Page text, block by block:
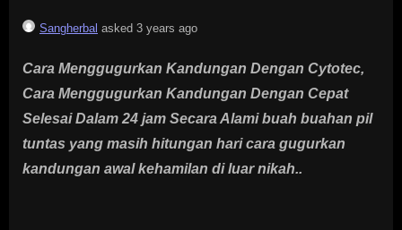
Sangherbal asked 3 years ago
Cara Menggugurkan Kandungan Dengan Cytotec,
Cara Menggugurkan Kandungan Dengan Cepat
Selesai Dalam 24 jam Secara Alami buah buahan pil
tuntas yang masih hitungan hari cara gugurkan
kandungan awal kehamilan di luar nikah..